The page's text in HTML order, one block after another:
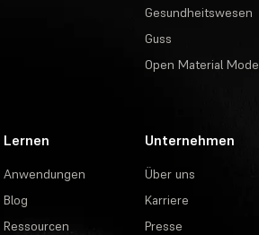
Gesundheitswesen
Guss
Open Material Mode
Lernen
Anwendungen
Blog
Ressourcen
Unternehmen
Über uns
Karriere
Presse